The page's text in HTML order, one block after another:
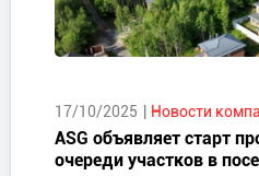
17/10/2025 Новости
ASG объявляет старт
очереди участков в